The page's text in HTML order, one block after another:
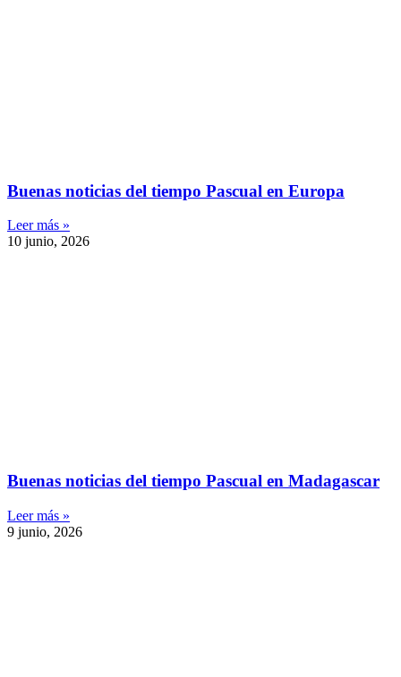
Buenas noticias del tiempo Pascual en Europa
Leer más »
10 junio, 2026
Buenas noticias del tiempo Pascual en Madagascar
Leer más »
9 junio, 2026